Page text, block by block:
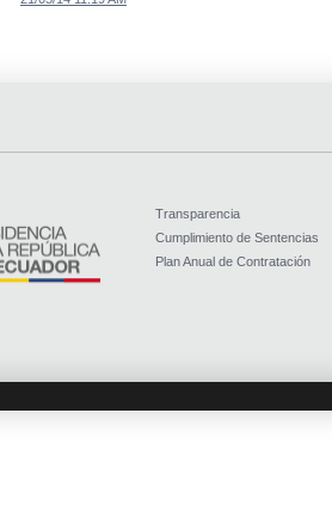
Transparencia
Cumplimiento de Sentencias
Plan Anual de Contratación